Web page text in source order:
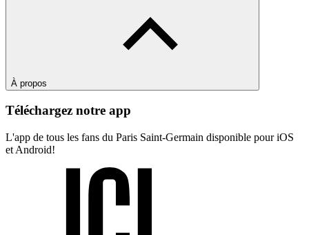
À propos
Téléchargez notre app
L'app de tous les fans du Paris Saint-Germain disponible pour iOS
et Android!